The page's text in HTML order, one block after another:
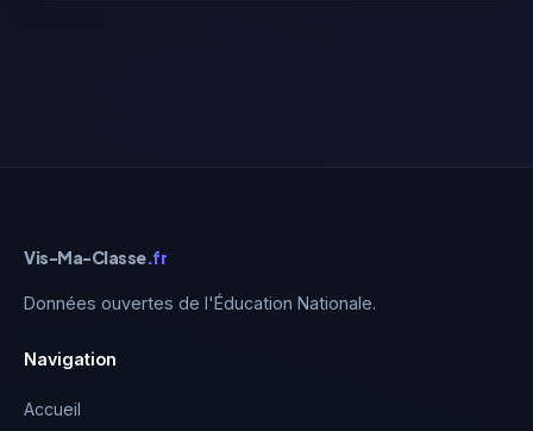
Vis-Ma-Classe.fr
Données ouvertes de l'Éducation Nationale.
Navigation
Accueil